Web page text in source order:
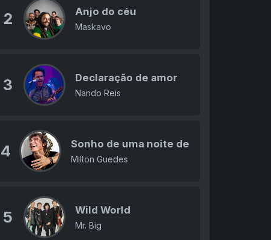
2 Anjo do céu
Maskavo
3 Declaração de amor
Nando Reis
4 Sonho de uma noite de verão
Milton Guedes
5 Wild World
Mr. Big